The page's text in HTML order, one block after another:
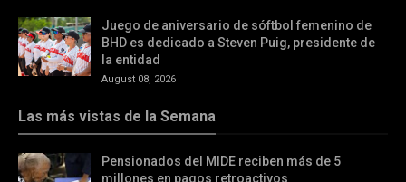
Juego de aniversario de sóftbol femenino de
BHD es dedicado a Steven Puig, presidente de
la entidad
August 08, 2026
Las más vistas de la Semana
Pensionados del MIDE reciben más de 5
millones en pagos retroactivos